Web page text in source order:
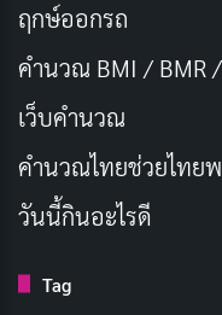
แฟลชการ์ดเป็นวิธีที่ง่า
เท็จจริงการคูณ เด็ก ๆ
หรือใช้แฟลชการ์ดที่สร้
งานได้ทุกที่ทําให้เป็นวิ
เล่นเกมการคูณ
ฤกษ์ออกรถ
คำนวณ BMI / BMR /
เว็บคํานวณ
คํานวณไทยช่วยไทย
วันนี้กินอะไรดี
Tag